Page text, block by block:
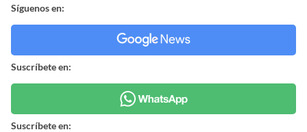
Síguenos en:
Suscríbete en:
Suscríbete en: